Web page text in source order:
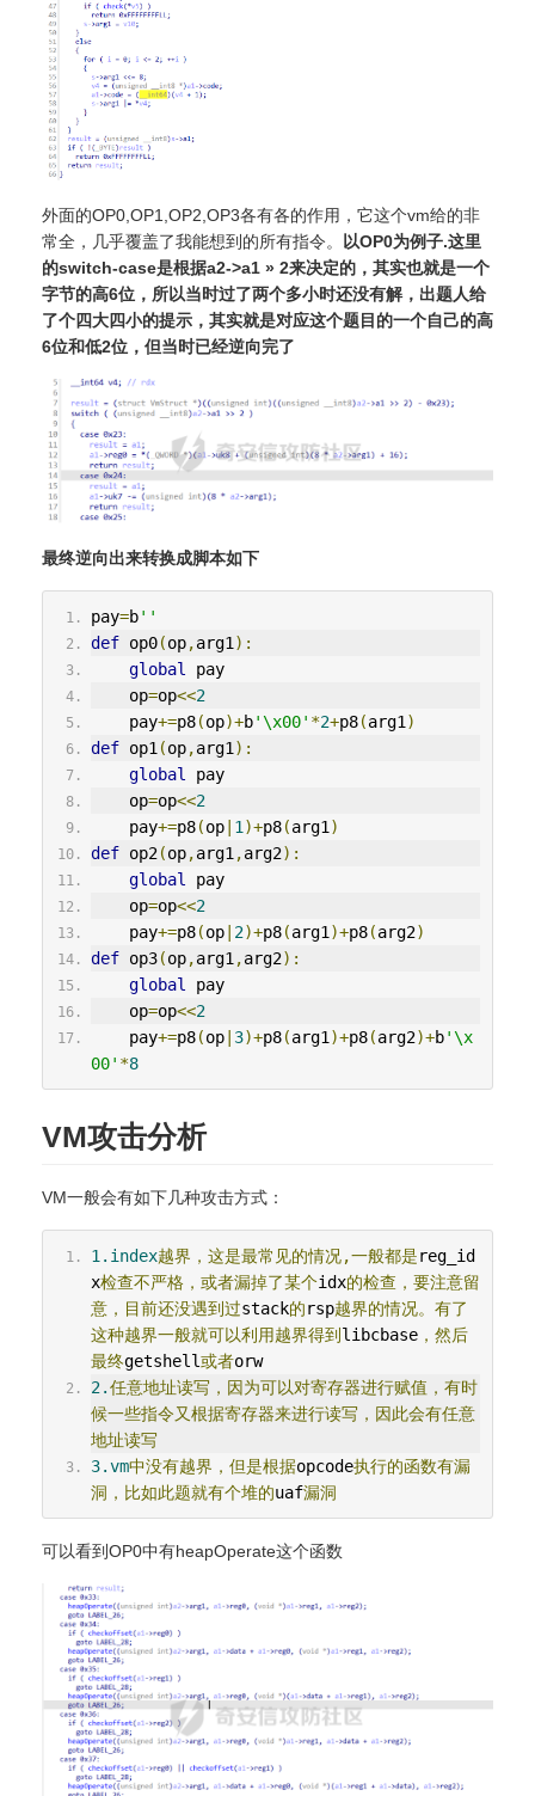
外面的OP0,OP1,OP2,OP3各有各的作用，它这个vm给的非
常全，几乎覆盖了我能想到的所有指令。
以OP0为例子.这里
的switch-case是根据a2->a1 » 2来决定的，其实也就是一个
字节的高6位，所以当时过了两个多小时还没有解，出题人给
了个四大四小的提示，其实就是对应这个题目的一个自己的高
6位和低2位，但当时已经逆向完了
最终逆向出来转换成脚本如下
pay=b''
def op0(op,arg1):
global pay
    op
=op<<2
    pay
+=p8(op)+b'\x00' *2+p8(arg1)
def op1(op,arg1):
global pay
    op
=op<<2
    pay
+=p8(op| 1)+p8(arg1)
def op2(op,arg1,arg2):
global pay
    op
=op<<2
    pay
+=p8(op| 2)+p8(arg1)+p8(arg2)
def op3(op,arg1,arg2):
global pay
    op
=op<<2
    pay
+=p8(op| 3)+p8(arg1)+p8(arg2)+b'\x
00' *8
VM攻击分析
VM一般会有如下几种攻击方式：
1.index越界，这是最常见的情况,一般都是reg_id
x检查不严格，或者漏掉了某个idx的检查，要注意留
意，目前还没遇到过stack的rsp越界的情况。有了
这种越界一般就可以利用越界得到 libcbase，然后
最终getshell或者orw
2.任意地址读写，因为可以对寄存器进行赋值，有时
候一些指令又根据寄存器来进行读写，因此会有任意
地址读写
3.vm中没有越界，但是根据opcode执行的函数有漏
洞，比如此题就有个堆的uaf漏洞
可以看到OP0中有heapOperate这个函数